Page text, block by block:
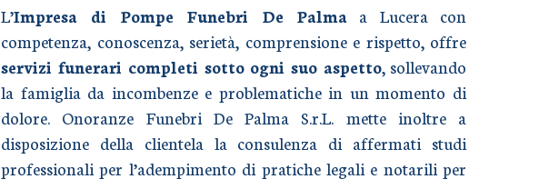
L’Impresa di Pompe Funebri De Palmaa Lucera con
competenza, conoscenza, serietà, comprensione e rispetto, offre
servizi funerari completi sotto ogni suo aspetto, sollevando
la famiglia da incombenze e problematiche in un momento di
dolore. Onoranze Funebri De Palma S.r.L. mette inoltre a
disposizione della clientela la consulenza di affermati studi
professionali per l’adempimento di pratiche legali e notarili per